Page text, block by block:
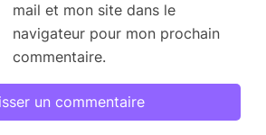
mail et mon site dans le
navigateur pour mon prochain
commentaire.